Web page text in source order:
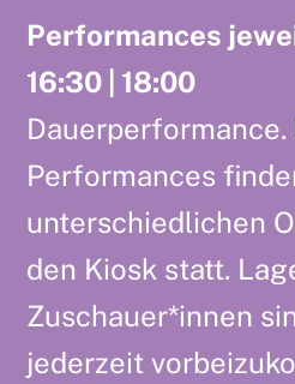
Performances
16:30 | 18:00
Dauerperformance.
Performances
unterschiedlichen
den Kiosk statt.
Zuschauer*innen
jederzeit